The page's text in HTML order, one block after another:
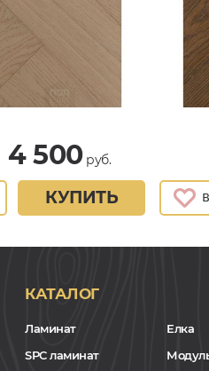
4 500руб.
КУПИТЬ
КАТАЛОГ
Ламинат
SPC ламинат
Елка